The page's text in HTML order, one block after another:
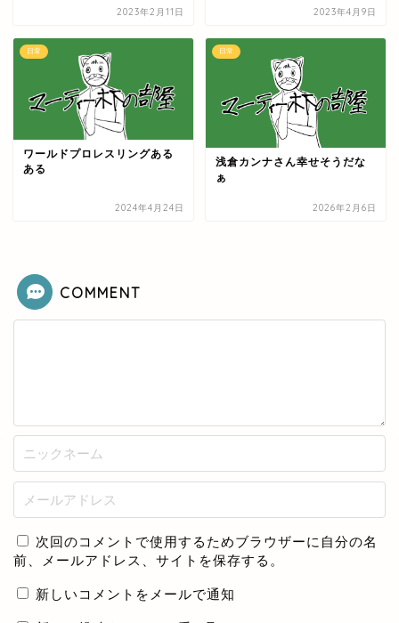
2023年2月11日 2023年4月9日
日常
ワールドプロレスリングある
ある
2024年4月24日
日常
浅倉カンナさん幸せそうだな
ぁ
2026年2月6日
COMMENT
次回のコメントで使用するためブラウザーに自分の名
前、メールアドレス、サイトを保存する。
新しいコメントをメールで通知